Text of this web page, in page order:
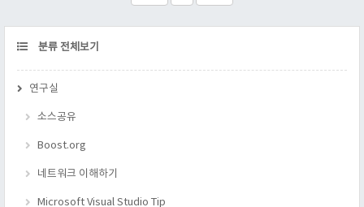
CATEGORY
분류 전체보기
연구실
소스공유
Boost.org
네트워크 이해하기
Microsoft Visual Studio Tip